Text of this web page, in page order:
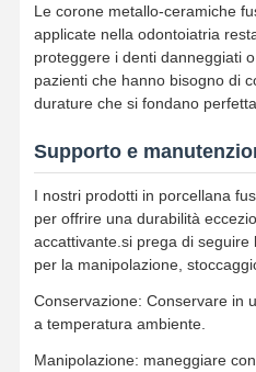
Ponte di zirconia
Apparecchi ortodontici
protesi parziali flessibili
Protesi parziali in metallo
Protesi dentali acriliche
Collegamenti dentari di
Manutentori dello spazio
Le corone metallo-ceramiche
applicate nella odontoiatria
proteggere i denti danneggiati
pazienti che hanno bisogno di
durature che si fondano
Supporto e
I nostri prodotti in porcellana
per offrire una durabilità
accattivante.si prega di
per la manipolazione,
Conservazione: Conservare in
a temperatura ambiente.
Manipolazione: maneggiare